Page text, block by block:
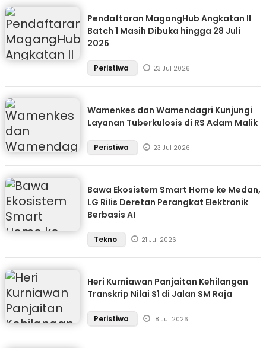
Pendaftaran MagangHub Angkatan II
Batch 1 Masih Dibuka hingga 28 Juli
2026
Peristiwa 23 Jul 2026
Wamenkes dan Wamendagri Kunjungi
Layanan Tuberkulosis di RS Adam Malik
Peristiwa 23 Jul 2026
Bawa Ekosistem Smart Home ke Medan,
LG Rilis Deretan Perangkat Elektronik
Berbasis AI
Tekno 21 Jul 2026
Heri Kurniawan Panjaitan Kehilangan
Transkrip Nilai S1 di Jalan SM Raja
Peristiwa 18 Jul 2026